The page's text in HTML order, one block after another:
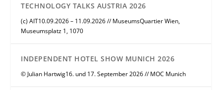
TECHNOLOGY TALKS AUSTRIA 2026
(c) AIT10.09.2026 – 11.09.2026 // MuseumsQuartier Wien,
Museumsplatz 1, 1070
INDEPENDENT HOTEL SHOW MUNICH 2026
© Julian Hartwig16. und 17. September 2026 // MOC Munich